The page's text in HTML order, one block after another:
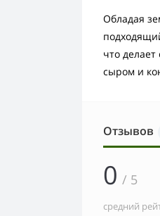
Обладая
что
сыром и
Отзывов
0 / 5
средний